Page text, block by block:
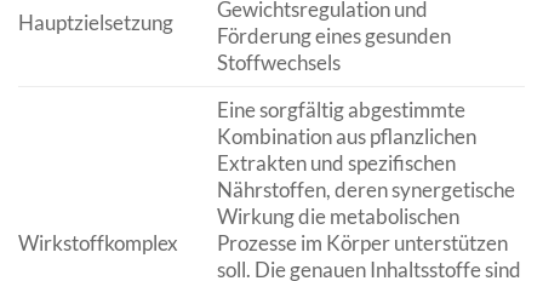
Hauptzielsetzung
Gewichtsregulation und
Förderung eines gesunden
Stoffwechsels
Wirkstoffkomplex
Eine sorgfältig abgestimmte
Kombination aus pflanzlichen
Extrakten und spezifischen
Nährstoffen, deren synergetische
Wirkung die metabolischen
Prozesse im Körper unterstützen
soll. Die genauen Inhaltsstoffe sind